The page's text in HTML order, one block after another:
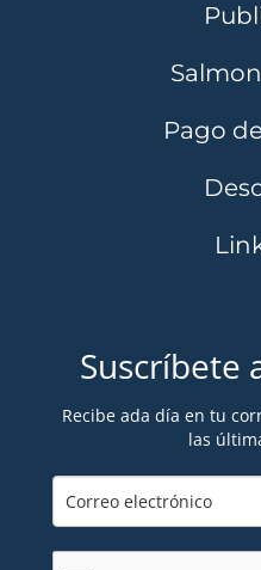
Pago
Suscríbete
Recibe ada día en tu
las